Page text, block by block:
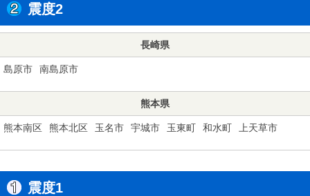
震度2
長崎県
島原市 南島原市
熊本県
熊本南区 熊本北区 玉名市 宇城市 玉東町 和水町 上天草市
震度1